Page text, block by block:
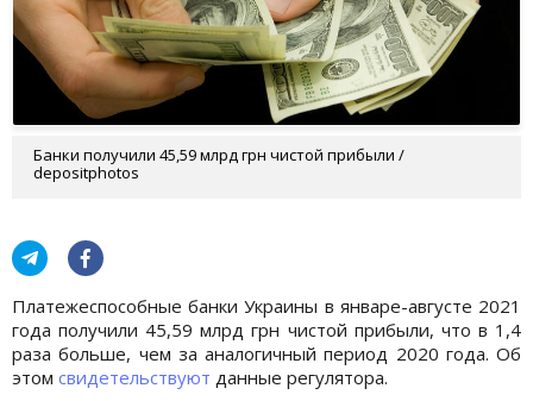
Банки получили 45,59 млрд грн чистой прибыли /
depositphotos
Платежеспособные банки Украины в январе-августе 2021
года получили 45,59 млрд грн чистой прибыли, что в 1,4
раза больше, чем за аналогичный период 2020 года. Об
этом свидетельствуют данные регулятора.